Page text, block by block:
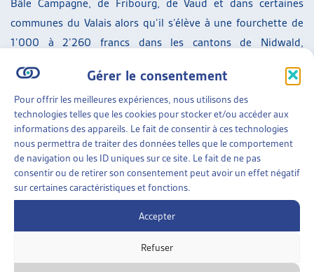
Gérer le consentement
Pour offrir les meilleures expériences, nous utilisons des
technologies telles que les cookies pour stocker et/ou accéder aux
informations des appareils. Le fait de consentir à ces technologies
nous permettra de traiter des données telles que le comportement
de navigation ou les ID uniques sur ce site. Le fait de ne pas
consentir ou de retirer son consentement peut avoir un effet négatif
sur certaines caractéristiques et fonctions.
Accepter
Refuser
Bâle Campagne, de Fribourg, de Vaud et dans certaines
communes du Valais alors qu’il s’élève à une fourchette de
1’000 à 2’260 francs dans les cantons de Nidwald,
notamment.
[1]
Administration fédérale des contributions AFC :
L’évolution de la richesse en Suisse de 2003 à 2015,
20.08.2019 (consulté le 04.11.2019)
[2]Selon le rapport de l’AFC, p.8s, elle a augmenté de 754
milliards entre 2003 et 2015, en passant de 1’038 milliards
les cantons (Schwyz : +10,53% et Neuchâtel, +2,15%).